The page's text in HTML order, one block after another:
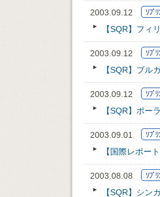
2003.09.12
【SQR】フィ
2003.09.12
【SQR】ブル
2003.09.12
【SQR】ポー
2003.09.01
【国際レポー
2003.08.08
【SQR】シン